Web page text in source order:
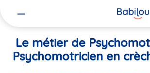
Le métier de
Psychomotricien en